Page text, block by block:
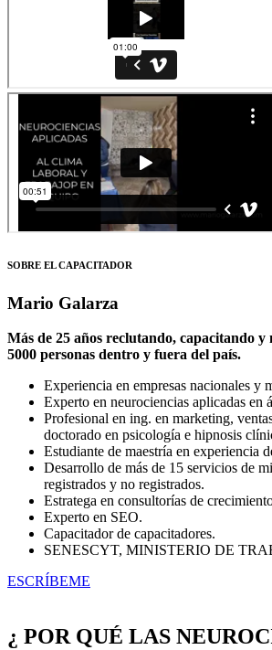
SOBRE EL CAPACITADOR
Mario Galarza
Más de 25 años reclutando, capacitando y
5000 personas dentro y fuera del país.
Experiencia en empresas nacionales y
Experto en neurociencias aplicadas en
Profesional en ing. en marketing,
doctorado en psicología e hipnosis
Estudiante de maestría en experiencia
Desarrollo de más de 15 servicios de
registrados y no registrados.
Estratega en consultorías de
Experto en SEO.
Capacitador de capacitadores.
SENESCYT, MINISTERIO DE
ESCRÍBEME
¿ POR QUÉ LAS